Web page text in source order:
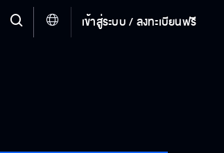
เข้าสู่ระบบ / ลงทะเบียนฟรี